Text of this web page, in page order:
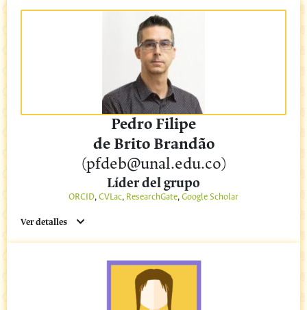
Pedro Filipe
de Brito Brandão
(pfdeb@unal.edu.co)
Líder del grupo
ORCID, CVLac, ResearchGate, Google Scholar
Ver detalles